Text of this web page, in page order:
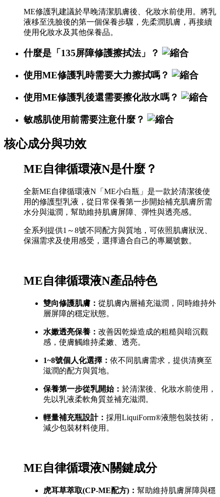
ME修護乳建議於早晚清潔肌膚後、化妝水前使用。將乳
液移至洗臉後的第一個保養步驟，先柔潤肌膚，再接續
使用化妝水及其他保養品。
什麼是「135屏障修護擦拭法」？
使用ME修護乳時需要大力擦拭嗎？
使用ME修護乳後還需要擦化妝水嗎？
敏感肌使用前需要注意什麼？
核心成分與功效
ME自律循環液N是什麼？
全新ME自律循環液N「ME小白瓶」是一款於清潔後使
用的修護型乳液，從日常保養第一步開始補充肌膚所需
水分與滋潤，幫助維持肌膚屏障、彈性與透亮感。
全系列提供1～8號不同配方與質地，可依照肌膚狀況、
保濕需求及使用感受，選擇適合自己的專屬號數。
ME自律循環液N產品特色
雙向修護肌膚： 從肌膚內層補充滋潤，同時維持外
層屏障的穩定狀態。
水嫩透亮保養： 改善因乾燥造成的粗糙與暗沉觀
感，使膚觸維持柔嫩、透亮。
1~8號個人化選擇： 依不同肌膚需求，提供清爽至
滋潤的配方與質地。
保養第一步從乳開始： 於清潔後、化妝水前使用，
先以乳液柔軟角質並補充滋潤。
輕量補充瓶設計： 採用LiquiForm®液態包裝技術，
減少包裝材料使用。
ME自律循環液N關鍵成分
虎耳草萃取(CP-ME配方)： 幫助維持肌膚屏障與穩